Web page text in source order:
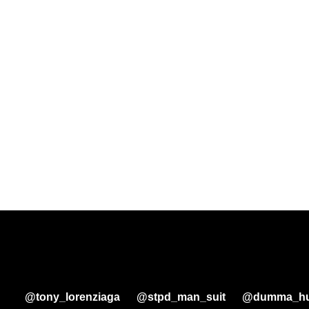
@tony_lorenziaga @stpd_man_suit